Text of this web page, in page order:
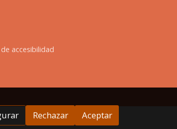
accesibilidad
Rechazar Aceptar